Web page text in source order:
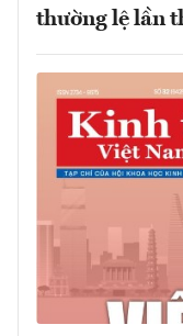
thường lệ lần